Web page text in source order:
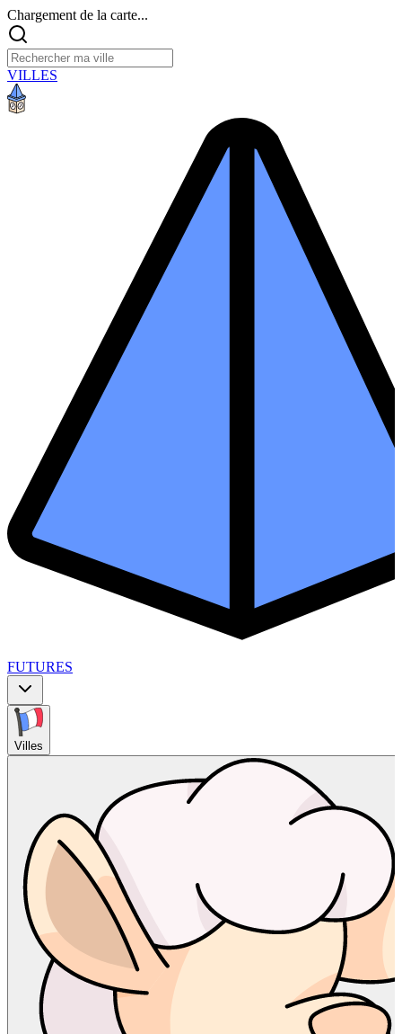
Chargement de la carte...
VILLES
FUTURES
Villes